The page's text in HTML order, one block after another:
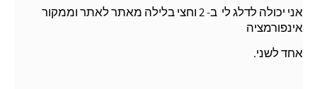
אני יכולה לדלג לי ב- 2 וחצי בלילה מאתר לאתר וממקור
אינפורמציה
אחד לשני.